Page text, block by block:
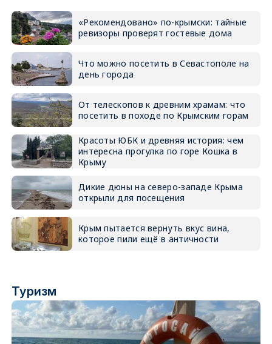
«Рекомендовано» по-крымски: тайные
ревизоры проверят гостевые дома
Что можно посетить в Севастополе на
день города
От телескопов к древним храмам: что
посетить в походе по Крымским горам
Красоты ЮБК и древняя история: чем
интересна прогулка по горе Кошка в
Крыму
Дикие дюны на северо-западе Крыма
открыли для посещения
Крым пытается вернуть вкус вина,
которое пили ещё в античности
Туризм